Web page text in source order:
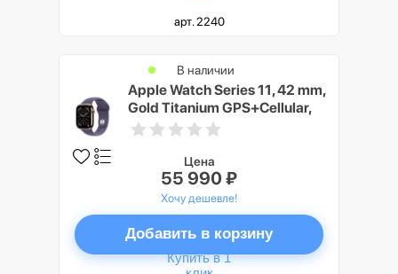
арт. 2240
Apple Watch Series 11, 42 mm,
Gold Titanium GPS+Cellular,
Purple Fog Sport Band M/L
В наличии
Цена
55 990 ₽
Хочу дешевле!
Добавить в корзину
Купить в 1